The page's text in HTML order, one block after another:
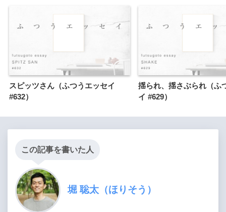
スピッツさん（ふつうエッセイ
#632）
揺られ、揺さぶられ（ふ
イ #629）
この記事を書いた人
堀 聡太（ほりそう）